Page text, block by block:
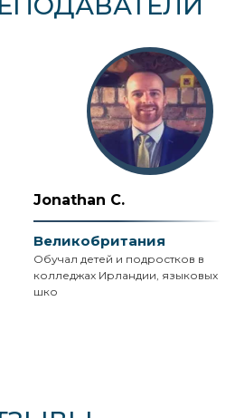
Jonathan C.
Великобритания
Обучал детей и подростков в
колледжах Ирландии, языковых
шко